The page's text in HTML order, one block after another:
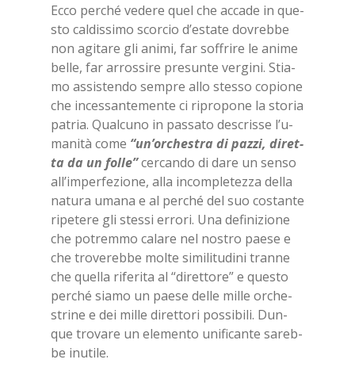
Ecco per­ché ve­de­re quel che ac­ca­de in que­
sto cal­dis­si­mo scor­cio d’e­sta­te do­vreb­be
non agi­ta­re gli ani­mi, far sof­fri­re le ani­me
bel­le, far ar­ros­si­re pre­sun­te ver­gi­ni. Stia­
mo as­si­sten­do sem­pre allo stes­so co­pio­ne
che in­ces­san­te­men­te ci ri­pro­po­ne la sto­ria
pa­tria. Qual­cu­no in pas­sa­to de­scris­se l’u­
ma­ni­tà come “un’or­che­stra di paz­zi, di­ret­
ta da un fol­le”cer­can­do di dare un sen­so
al­l’im­per­fe­zio­ne, alla in­com­ple­tez­za del­la
na­tu­ra uma­na e al per­ché del suo co­stan­te
ri­pe­te­re gli stes­si er­ro­ri. Una de­fi­ni­zio­ne
che po­trem­mo ca­la­re nel no­stro pae­se e
che tro­ve­reb­be mol­te si­mi­li­tu­di­ni tran­ne
che quel­la ri­fe­ri­ta al “di­ret­to­re” e que­sto
per­ché sia­mo un pae­se del­le mil­le or­che­
stri­ne e dei mil­le di­ret­to­ri pos­si­bi­li. Dun­
que tro­va­re un ele­men­to uni­fi­can­te sa­reb­
be inu­ti­le.